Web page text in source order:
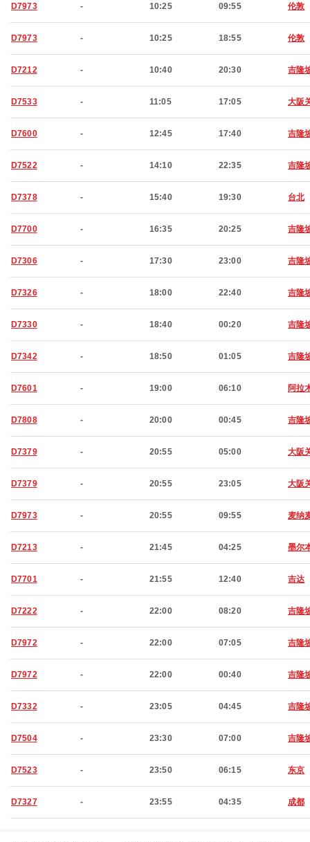
D7973 - 10:25 09:55 伦敦
D7973 - 10:25 18:55 伦敦
D7212 - 10:40 20:30 吉隆
D7533 - 11:05 17:05 大阪
D7600 - 12:45 17:40 吉隆
D7522 - 14:10 22:35 吉隆
D7378 - 15:40 19:30 台北
D7700 - 16:35 20:25 吉隆
D7306 - 17:30 23:00 吉隆
D7326 - 18:00 22:40 吉隆
D7330 - 18:40 00:20 吉隆
D7342 - 18:50 01:05 吉隆
D7601 - 19:00 06:10 阿拉
D7808 - 20:00 00:45 吉隆
D7379 - 20:55 05:00 大阪
D7379 - 20:55 23:05 大阪
D7973 - 20:55 09:55 麦纳
D7213 - 21:45 04:25 墨尔
D7701 - 21:55 12:40 吉达
D7222 - 22:00 08:20 吉隆
D7972 - 22:00 07:05 吉隆
D7972 - 22:00 00:40 吉隆
D7332 - 23:05 04:45 吉隆
D7504 - 23:30 07:00 吉隆
D7523 - 23:50 06:15 东京
D7327 - 23:55 04:35 成都